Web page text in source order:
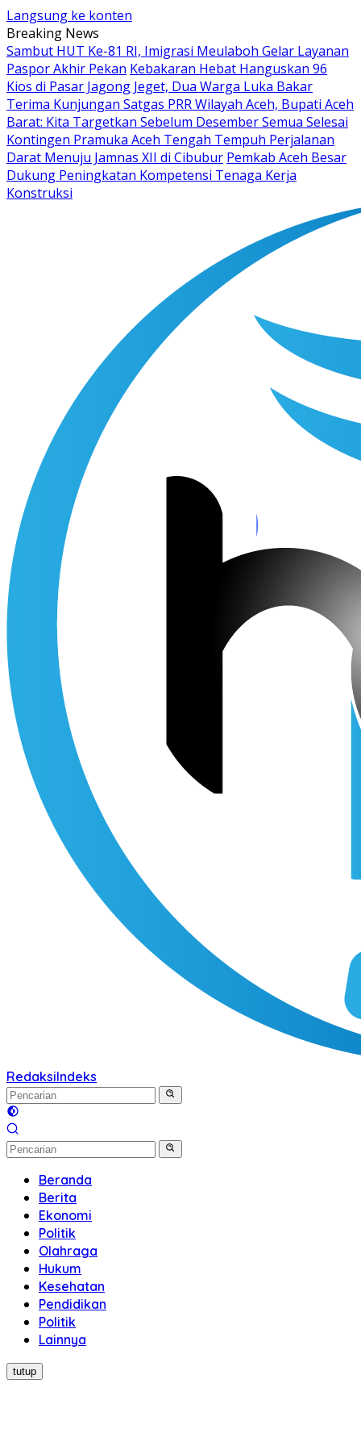
Langsung ke konten
Breaking News
Sambut HUT Ke-81 RI, Imigrasi Meulaboh Gelar Layanan
Paspor Akhir Pekan Kebakaran Hebat Hanguskan 96
Kios di Pasar Jagong Jeget, Dua Warga Luka Bakar
Terima Kunjungan Satgas PRR Wilayah Aceh, Bupati Aceh
Barat: Kita Targetkan Sebelum Desember Semua Selesai
Kontingen Pramuka Aceh Tengah Tempuh Perjalanan
Darat Menuju Jamnas XII di Cibubur Pemkab Aceh Besar
Dukung Peningkatan Kompetensi Tenaga Kerja
Konstruksi
RedaksiIndeks
Beranda
Berita
Ekonomi
Politik
Olahraga
Hukum
Kesehatan
Pendidikan
Politik
Lainnya
tutup